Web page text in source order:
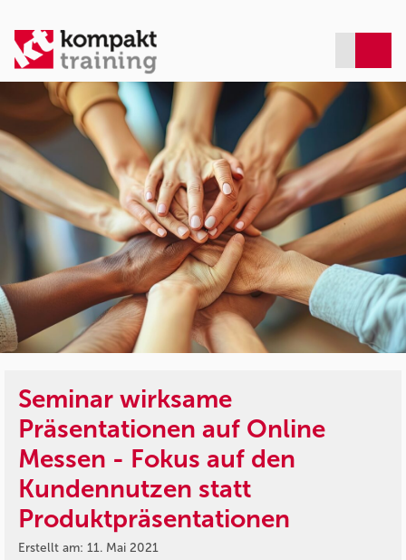
Seminar wirksame
Präsentationen auf Online
Messen - Fokus auf den
Kundennutzen statt
Produktpräsentationen
Erstellt am: 11. Mai 2021